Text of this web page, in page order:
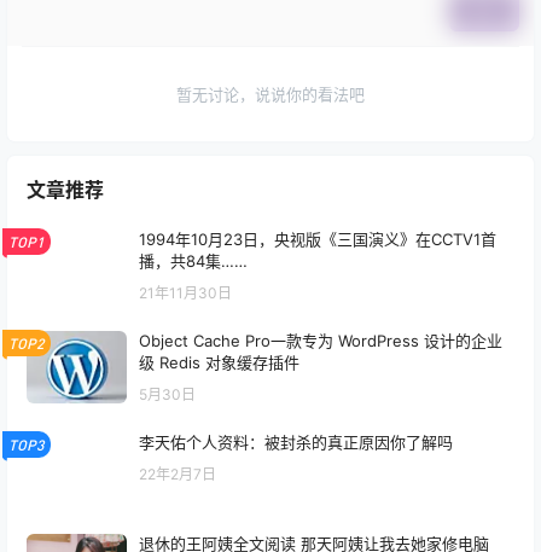
暂无讨论，说说你的看法吧
文章推荐
TOP1
1994年10月23日，央视版《三国演义》在CCTV1首
播，共84集……
21年11月30日
TOP2
Object Cache Pro一款专为 WordPress 设计的企业
级 ‌Redis 对象缓存插件
5月30日
TOP3 李天佑个人资料：被封杀的真正原因你了解吗
22年2月7日
退休的王阿姨全文阅读 那天阿姨让我去她家修电脑